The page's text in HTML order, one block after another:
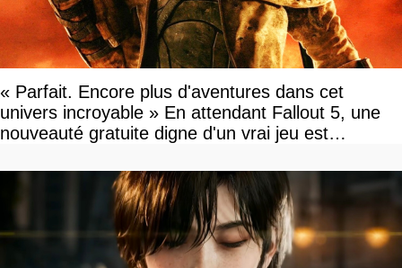
« Parfait. Encore plus d'aventures dans cet
univers incroyable » En attendant Fallout 5, une
nouveauté gratuite digne d'un vrai jeu est